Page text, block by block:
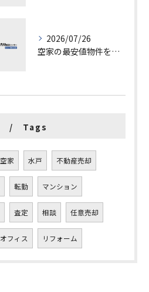
2026/07/26
空家の最安値物件を茨城県水戸市つくば市で探す方法と賢い売却ポイントを徹底解説
Tags
空家 水戸 不動産売却
転勤 マンション
査定 相談 任意売却
オフィス リフォーム